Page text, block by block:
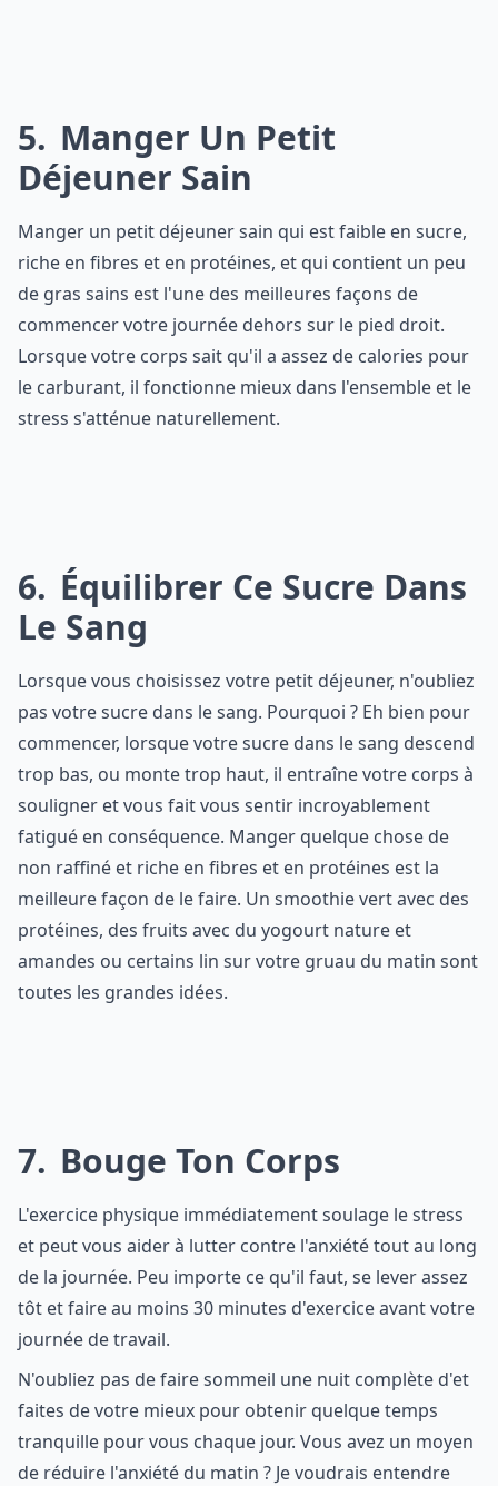
5 Manger Un Petit
Déjeuner Sain
Manger un petit déjeuner sain qui est faible en sucre,
riche en fibres et en protéines, et qui contient un peu
de gras sains est l'une des meilleures façons de
commencer votre journée dehors sur le pied droit.
Lorsque votre corps sait qu'il a assez de calories pour
le carburant, il fonctionne mieux dans l'ensemble et le
stress s'atténue naturellement.
6 Équilibrer Ce Sucre Dans
Le Sang
Lorsque vous choisissez votre petit déjeuner, n'oubliez
pas votre sucre dans le sang. Pourquoi ? Eh bien pour
commencer, lorsque votre sucre dans le sang descend
trop bas, ou monte trop haut, il entraîne votre corps à
souligner et vous fait vous sentir incroyablement
fatigué en conséquence. Manger quelque chose de
non raffiné et riche en fibres et en protéines est la
meilleure façon de le faire. Un smoothie vert avec des
protéines, des fruits avec du yogourt nature et
amandes ou certains lin sur votre gruau du matin sont
toutes les grandes idées.
7 Bouge Ton Corps
L'exercice physique immédiatement soulage le stress
et peut vous aider à lutter contre l'anxiété tout au long
de la journée. Peu importe ce qu'il faut, se lever assez
tôt et faire au moins 30 minutes d'exercice avant votre
journée de travail.
N'oubliez pas de faire sommeil une nuit complète d'et
faites de votre mieux pour obtenir quelque temps
tranquille pour vous chaque jour. Vous avez un moyen
de réduire l'anxiété du matin ? Je voudrais entendre